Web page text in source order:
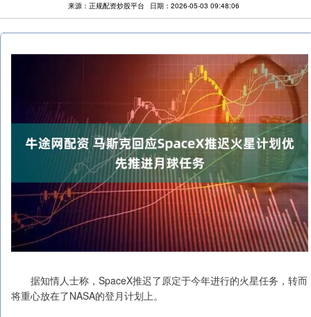
来源：正规配资炒股平台 日期：2026-05-03 09:48:06
据知情人士称，SpaceX推迟了原定于今年进行的火星任务，转而
将重心放在了NASA的登月计划上。